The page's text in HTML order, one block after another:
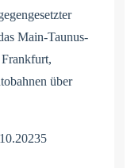
Main-Taunus-
über